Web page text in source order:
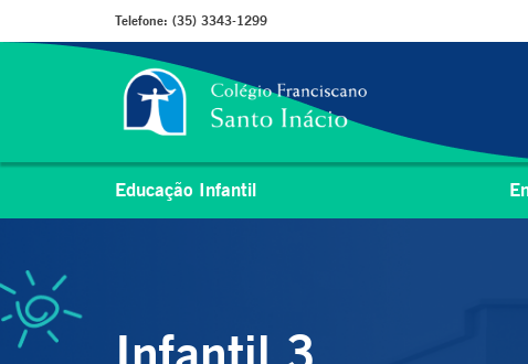
Telefone: (35) 3343-1299
Educação Infantil